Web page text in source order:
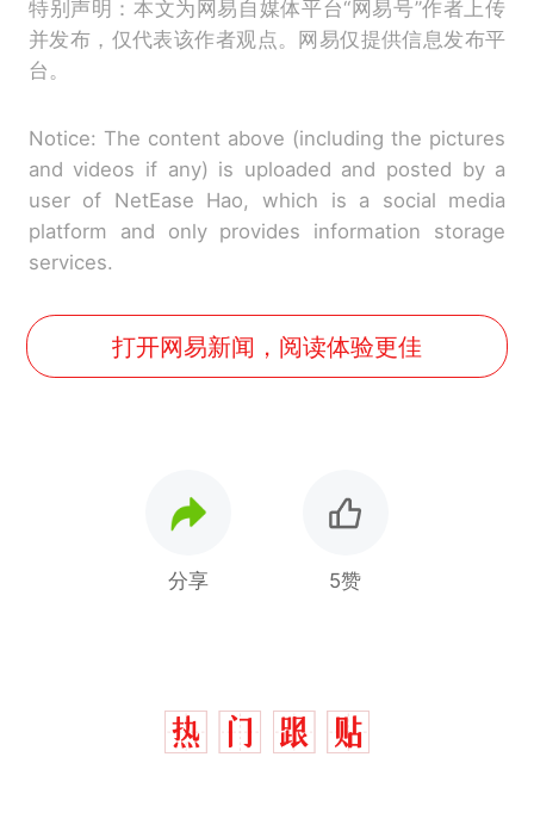
特别声明：本文为网易自媒体平台“网易号”作者上传
并发布，仅代表该作者观点。网易仅提供信息发布平
台。
Notice: The content above (including the pictures
and videos if any) is uploaded and posted by a
user of NetEase Hao, which is a social media
platform and only provides information storage
services.
打开网易新闻，阅读体验更佳
分享 5赞